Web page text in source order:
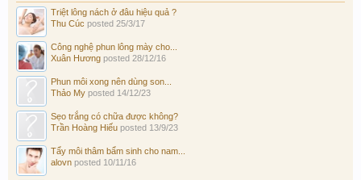
Triệt lông nách ở đâu hiệu quả ?
Thu Cúc posted 25/3/17
Công nghệ phun lông mày cho...
Xuân Hương posted 28/12/16
Phun môi xong nên dùng son...
Thảo My posted 14/12/23
Sẹo trắng có chữa được không?
Trần Hoàng Hiếu posted 13/9/23
Tẩy môi thâm bẩm sinh cho nam...
alovn posted 10/11/16